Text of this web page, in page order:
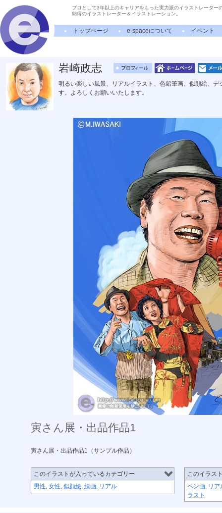
プロとして3年以上のキャリアをもった実力派のイラストレーター
納得のイラストレーター＆イラストレーション。
トップページ e-spaceについて イベント
岩崎政志
明るい楽しい風景、リアルイラスト、色鉛筆画、似顔絵、
す。よろしくお願いいたします。
寅さん展・出品作品1
寅さん展・出品作品1（サンプル作品）
このイラストが入っているカテゴリー
男性, 女性, 似顔絵, 線画, リアル
このイラス
ペン画, リア
ラスト